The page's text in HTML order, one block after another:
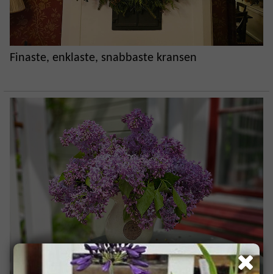
Finaste, enklaste, snabbaste kransen